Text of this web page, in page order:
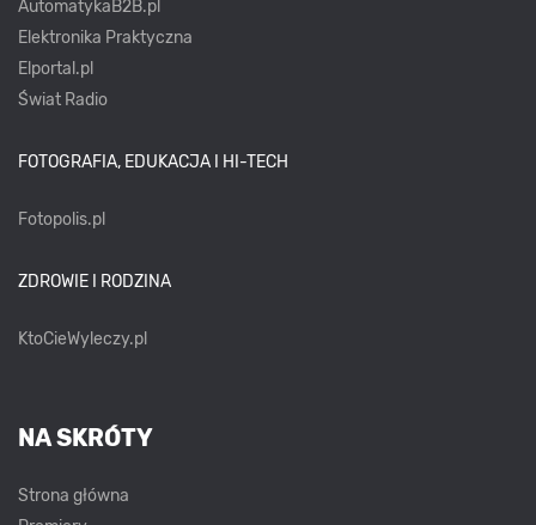
AutomatykaB2B.pl
Elektronika Praktyczna
Elportal.pl
Świat Radio
FOTOGRAFIA, EDUKACJA I HI-TECH
Fotopolis.pl
ZDROWIE I RODZINA
KtoCieWyleczy.pl
NA SKRÓTY
Strona główna